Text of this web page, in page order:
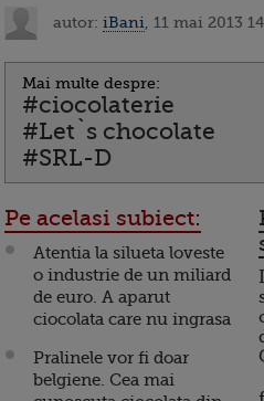
autor: iBani , 11 mai 2013
Mai multe despre:
#ciocolaterie
#Let`s chocolate
#SRL-D
Pe acelasi subiect:
Atentia la silueta loveste
o industrie de un miliard
de euro. A aparut
ciocolata care nu ingrasa
Pralinele vor fi doar
belgiene. Cea mai